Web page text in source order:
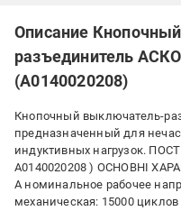
Описание
разъединитель
(A0140020208)
Кнопочный выключатель-
предназначенный для
индуктивных нагрузок.
A0140020208 ) ОСНОВНІ
А номинальное рабочее
механическая: 15000